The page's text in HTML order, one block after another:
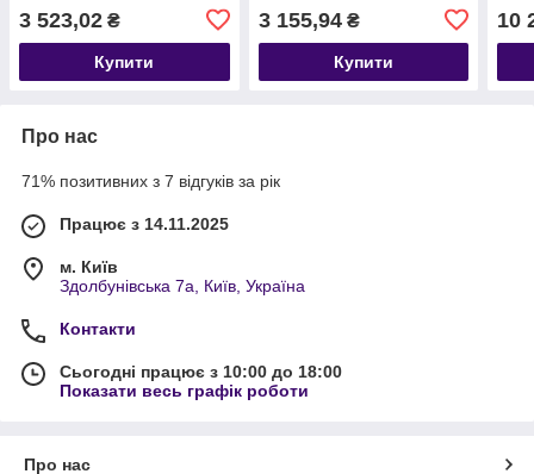
3 523,02 ₴
Купити
GC466C742AA
3 155,94₴
Купити
10
Про нас
71% позитивних з 7 відгуків за рік
Працює з 14.11.2025
м. Київ
Здолбунівська 7а, Київ, Україна
Контакти
Сьогодні працює з 10:00 до 18:00
Показати весь графік роботи
Про нас